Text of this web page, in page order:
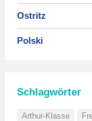
Ostritz
Polski
Schlagwörter
Arthur-Klasse